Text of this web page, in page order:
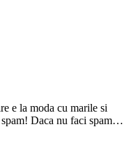
e la moda cu marile si
Daca nu faci spam…